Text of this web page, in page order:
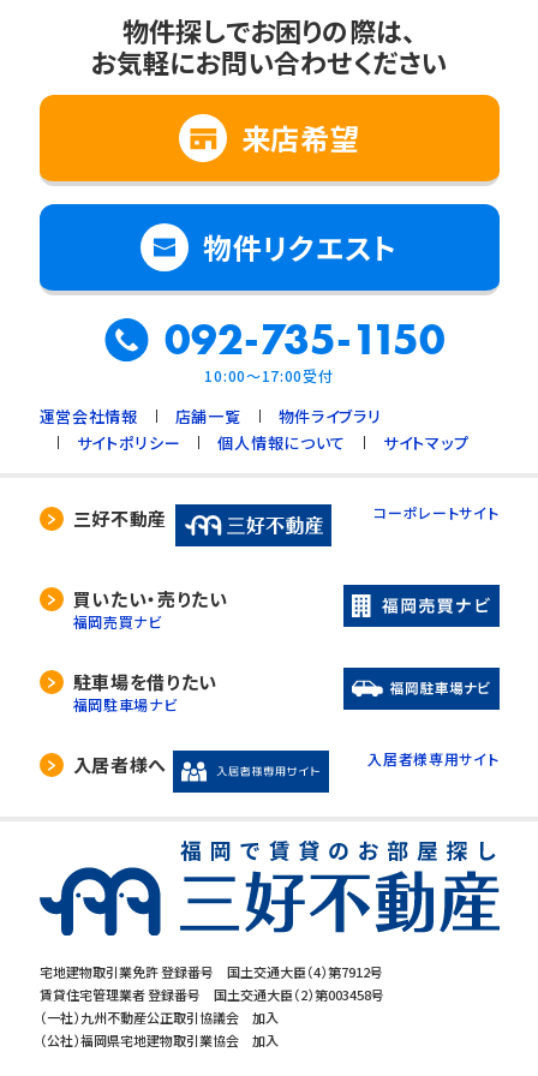
宅地建物取引業免許 登録番号 国土交通大臣（4）第7912号
賃貸住宅管理業者 登録番号 国土交通大臣（2）第003458号
（一社）九州不動産公正取引協議会 加入
（公社）福岡県宅地建物取引業協会 加入
物件探しでお困りの際は、
お気軽にお問い合わせください
来店希望
物件リクエスト
092-735-1150
10:00～17:00受付
運営会社情報 店舗一覧
物件ライブラリ
サイトポリシー
個人情報について サイトマップ
三好不動産 コーポレートサイト
買いたい・売りたい
福岡売買ナビ
駐車場を借りたい
福岡駐車場ナビ
入居者様へ 入居者様専用サイト